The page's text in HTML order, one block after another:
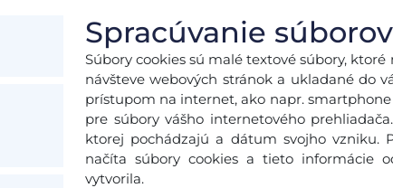
Spracúvanie
Súbory cookies sú malé textové súbory,
návšteve webových stránok a ukladané do
prístupom na internet, ako napr.
pre súbory vášho internetového
ktorej pochádzajú a dátum svojho vzniku.
načíta súbory cookies a tieto informácie
vytvorila.